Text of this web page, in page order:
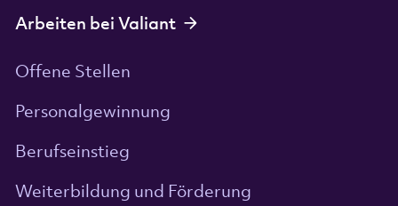
Arbeiten bei Valiant
Offene Stellen
Personalgewinnung
Berufseinstieg
Weiterbildung und Förderung